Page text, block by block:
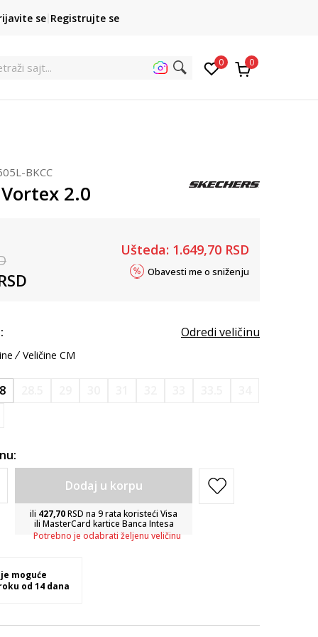
POZOVITE NAS
011 422 1422
se Registrujte se
0 0
BKCC
2.0
Ušteda: 1.649,70 RSD
Obavesti me o sniženju
Odredi veličinu
Veličine CM
Dodaj u korpu
ili 427,70RSD na 9 rata koristeći Visa
ili MasterCard kartice Banca Intesa
Potrebno je odabrati željenu veličinu
moguće
od 14 dana